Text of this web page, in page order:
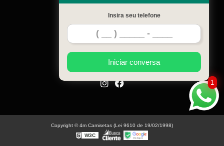
Contato
Mapa do site
1
Insira seu telefone
Iniciar conversa
Copyright © 4m Camisetas (Lei 9610 de 19/02/1998)
W3C